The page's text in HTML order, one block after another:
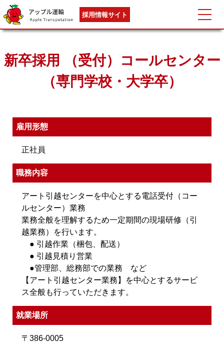
採用情報サイト
新卒採用 （受付）コールセンター
（専門学校・大学卒）
雇用形態
正社員
職務内容
アート引越センターを中心とする電話受付（コー
ルセンター）業務
業務全般を理解するため一定期間の現場研修（引
越業務）を行います。
● 引越作業（梱包、配送）
● 引越見積り営業
●管理部、総務部での業務 など
【アート引越センター業務】を中心とするサービ
ス全般も行っていただきます。
就業場所
〒386-0005